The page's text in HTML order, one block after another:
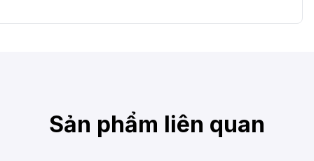
Sản phẩm liên quan